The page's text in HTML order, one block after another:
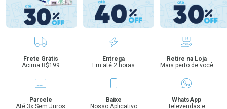
Benefícios
Frete Grátis
Acima R$199
Entrega
Em até 2 horas
Retire na Loja
Mais perto de você
Parcele
Até 3x Sem Juros
Baixe
Nosso Aplicativo
WhatsApp
Televendas e